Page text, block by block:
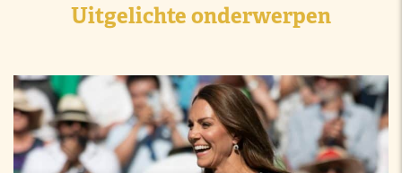
Uitgelichte onderwerpen